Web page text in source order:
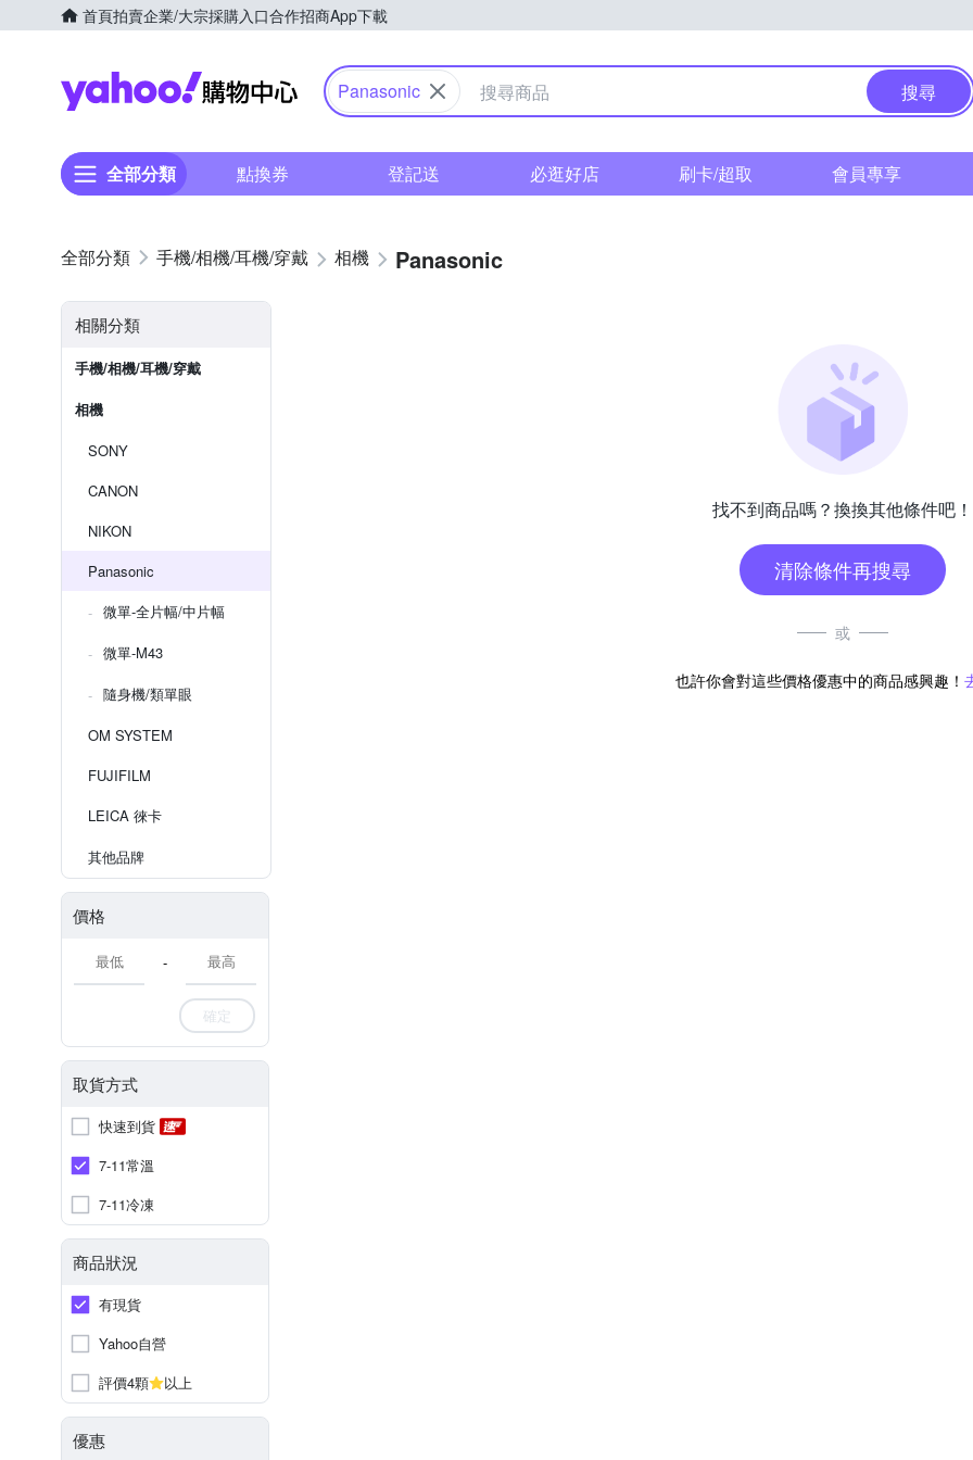
首頁拍賣企業/大宗採購入口合作招商App下載
Yahoo購物中心
Panasonic 搜尋
全部分類 點換券 登記送 必逛好店 刷卡/超取 會員專享
手機/相機/耳機/穿戴 相機 Panasonic
相關分類
手機/相機/耳機/穿戴
相機
SONY
CANON
NIKON
Panasonic
微單-全片幅/中片幅
微單-M43
隨身機/類單眼
OM SYSTEM
FUJIFILM
LEICA 徠卡
其他品牌
價格
-
確定
取貨方式
快速到貨
7-11常溫
7-11冷凍
商品狀況
有現貨
Yahoo自營
評價4顆
以上
優惠
找不到商品嗎？換換其他條件吧！
清除條件再搜尋
或
也許你會對這些價格優惠中的商品感興趣！